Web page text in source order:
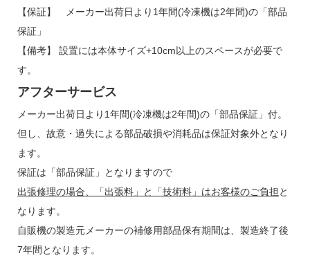
【保証】 メーカー出荷日より1年間(冷凍機は2年間)の「部品
保証」
【備考】 設置には本体サイズ+10cm以上のスペースが必要で
す。
アフターサービス
メーカー出荷日より1年間(冷凍機は2年間)の「部品保証」付。
但し、故意・過失による部品破損や消耗品は保証対象外となり
ます。
保証は「部品保証」となりますので
出張修理の場合、「出張料」と「技術料」はお客様のご負担 と
なります。
自販機の製造元メーカーの補修用部品保有期間は、製造終了後
7年間となります。